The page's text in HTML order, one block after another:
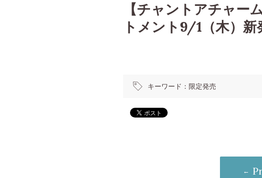
【チャントアチャー
トメント9/1（木）新
キーワード： 限定発売